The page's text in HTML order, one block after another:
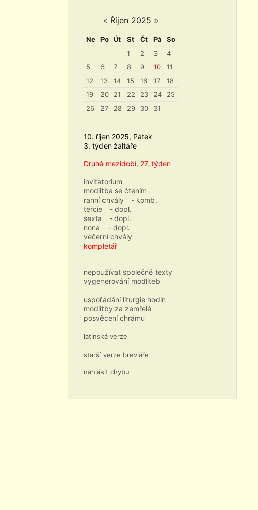
« Říjen 2025 »
Ne Po Út St Čt Pá
So
1
2 3
4
5
6 7 8 9 10
11
12
13 14 15 16 17
18
19
20 21 22 23 24
25
26
27 28 29 30 31
10. říjen 2025, Pátek
3. týden žaltáře
Druhé mezidobí, 27. týden
invitatorium
modlitba se čtením
ranní chvály
- komb.
tercie
- dopl.
sexta
- dopl.
nona
- dopl.
večerní chvály
kompletář
nepoužívat společné texty
vygenerování modliteb
uspořádání liturgie hodin
modlitby za zemřelé
posvěcení chrámu
latinská verze
starší verze breviáře
nahlásit chybu